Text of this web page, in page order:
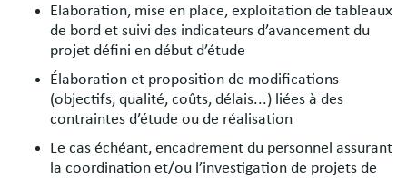
Elaboration, mise en place, exploitation de tableaux
de bord et suivi des indicateurs d’avancement du
projet défini en début d’étude
Élaboration et proposition de modifications
(objectifs, qualité, coûts, délais...) liées à des
contraintes d’étude ou de réalisation
Le cas échéant, encadrement du personnel assurant
la coordination et/ou l’investigation de projets de